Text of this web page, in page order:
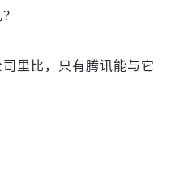
里比，只有腾讯能与它